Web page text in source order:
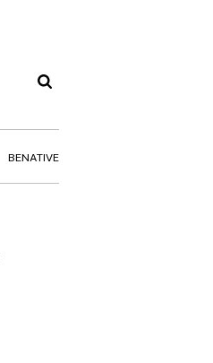
BENATIVE